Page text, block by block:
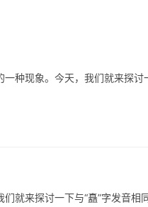
现象。今天，我们就来探讨
来探讨一下与“矗”字发音相